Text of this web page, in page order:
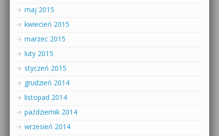
maj 2015
kwiecień 2015
marzec 2015
luty 2015
styczeń 2015
grudzień 2014
listopad 2014
październik 2014
wrzesień 2014